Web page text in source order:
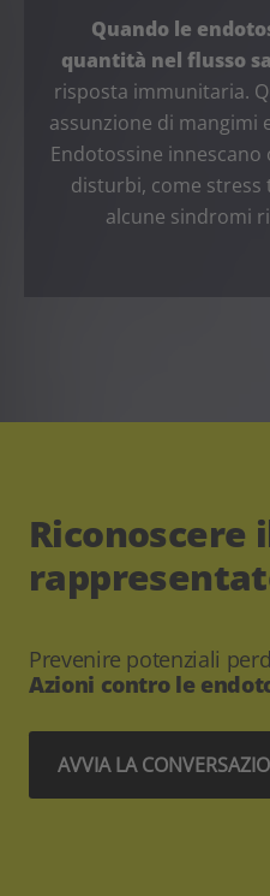
Quando le
quantità nel flusso
risposta immunitaria.
assunzione di mangimi
Endotossine
disturbi, come stress
alcune sindromi
Riconoscere
Prevenire potenziali
Azioni contro le
AVVIA LA